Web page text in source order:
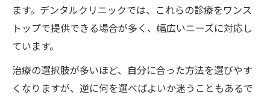
ます。デンタルクリニックでは、これらの診療をワンス
トップで提供できる場合が多く、幅広いニーズに対応し
ています。
治療の選択肢が多いほど、自分に合った方法を選びやす
くなりますが、逆に何を選べばよいか迷うこともあるで